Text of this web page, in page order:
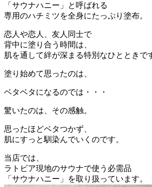
「サウナハニー」と呼ばれる
専用のハチミツを全身にたっぷり塗布。
恋人や恋人、友人同士で
背中に塗り合う時間は、
肌を通して絆が深まる特別なひとときで
塗り始めて思ったのは、
ベタベタになるのでは・・・
驚いたのは、その感触。
思ったほどベタつかず、
肌にすっと馴染んでいくのです。
当店では、
ラトビア現地のサウナで使う必需品
「サウナハニー」を取り扱っています。